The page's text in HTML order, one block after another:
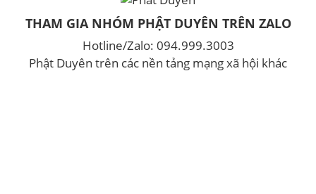
THAM GIA NHÓM PHẬT DUYÊN TRÊN ZALO
Hotline/Zalo: 094.999.3003
Phật Duyên trên các nền tảng mạng xã hội khác